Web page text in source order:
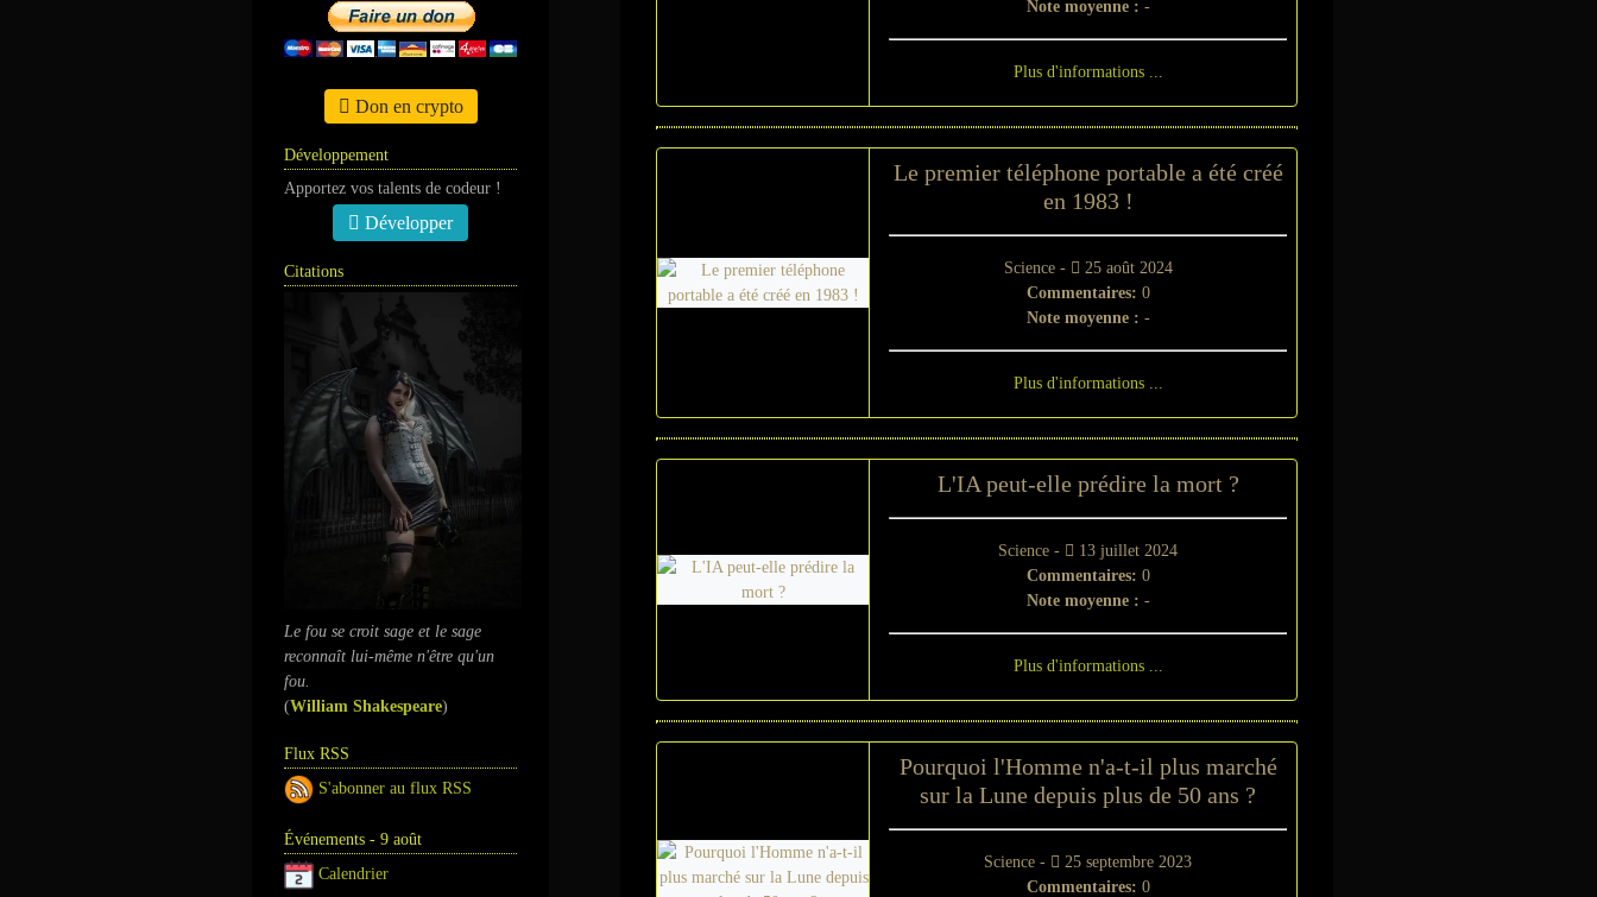
Don en crypto
Développement
Apportez vos talents de codeur !
Développer
Citations
Le fou se croit sage et le sage
reconnaît lui-même n'être qu'un
fou.
(William Shakespeare)
Flux RSS
S'abonner au flux RSS
Événements - 9 août
Calendrier
Note moyenne : -
Plus d'informations ...
Le premier téléphone portable a été créé
en 1983 !
Science -
25 août 2024
Commentaires: 0
Note moyenne : -
Plus d'informations ...
L'IA peut-elle prédire la mort ?
Science -
13 juillet 2024
Commentaires: 0
Note moyenne : -
Plus d'informations ...
Pourquoi l'Homme n'a-t-il plus marché
sur la Lune depuis plus de 50 ans ?
Science -
25 septembre 2023
Commentaires: 0